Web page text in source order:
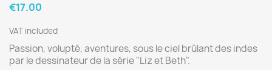
€17.00
VAT included
Passion, volupté, aventures, sous le ciel brûlant des indes
par le dessinateur de la série "Liz et Beth".